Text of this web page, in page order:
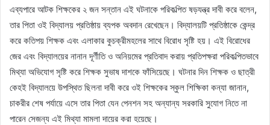
এব্যপারে আটক শিক্ষকের ২ জন সন্তান এই ঘটনাকে পরিকল্পিত ষড়যন্ত্র দাবী করে বলেন,
তার পিতা ওই বিদ্যালয় প্রতিষ্ঠায় ব্যপক অবদান রেখেছেন। বিদ্যালয়টি প্রতিষ্ঠাকে কেন্দ্র
করে কতিপয় শিক্ষক এবং এলাকার কুচক্রীমহলের সাথে বিরোধ সৃষ্টি হয়। এই বিরোধের
জের এবং বিদ্যালয়ের নানান দূর্ণীতি ও অনিয়মের প্রতিবাদ করায় প্রতিপক্ষরা পরিকল্পিতভাবে
মিথ্যা অভিযোগ সৃষ্টি করে শিক্ষক সুভাষ দাশকে ফাঁসিয়েছে। ঘটনার দিন শিক্ষক ও ছাত্রী
কেহই বিদ্যালয়ে উপস্থিত ছিলনা দাবী করে ওই শিক্ষকের স্কুল শিক্ষিকা কন্যা জানান,
চাকরীর শেষ পর্যায়ে এসে তার পিতা যেন পেনশন সহ অন্যান্য সরকারি সুযোগ নিতে না
পারেন সেজন্য এই মিথ্যা মামলা দায়ের করা হয়েছে।